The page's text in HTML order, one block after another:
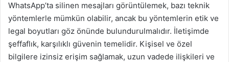
WhatsApp’ta silinen mesajları görüntülemek, bazı teknik
yöntemlerle mümkün olabilir, ancak bu yöntemlerin etik ve
legal boyutları göz önünde bulundurulmalıdır. İletişimde
şeffaflık, karşılıklı güvenin temelidir. Kişisel ve özel
bilgilere izinsiz erişim sağlamak, uzun vadede ilişkileri ve